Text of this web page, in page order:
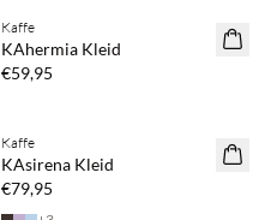
NEUHEITEN
Kaffe
KAhermia Kleid
€59,95
NEUHEITEN
Kaffe
KAsirena Kleid
€79,95